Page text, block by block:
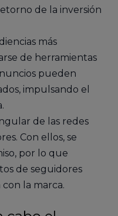
de la inversión
más
de herramientas
pueden
impulsando el
de las redes
Con ellos, se
por lo que
de seguidores
la marca.